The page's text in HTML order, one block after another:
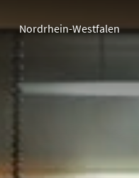
Nordrhein-Westfalen